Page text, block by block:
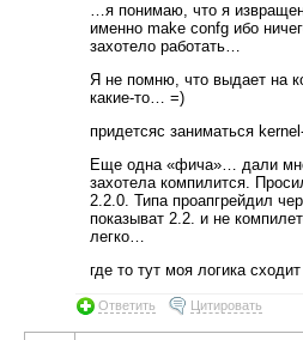
…я понимаю, что я
именно make confg ибо
захотело работать…
Я не помню, что выдает на
какие-то… =)
придетсяс заниматься
Еще одна «фича»… дали
захотела компилится.
2.2.0. Типа проапгрейдил
показыват 2.2. и не
легко…
где то тут моя логика
Ответить Цитировать